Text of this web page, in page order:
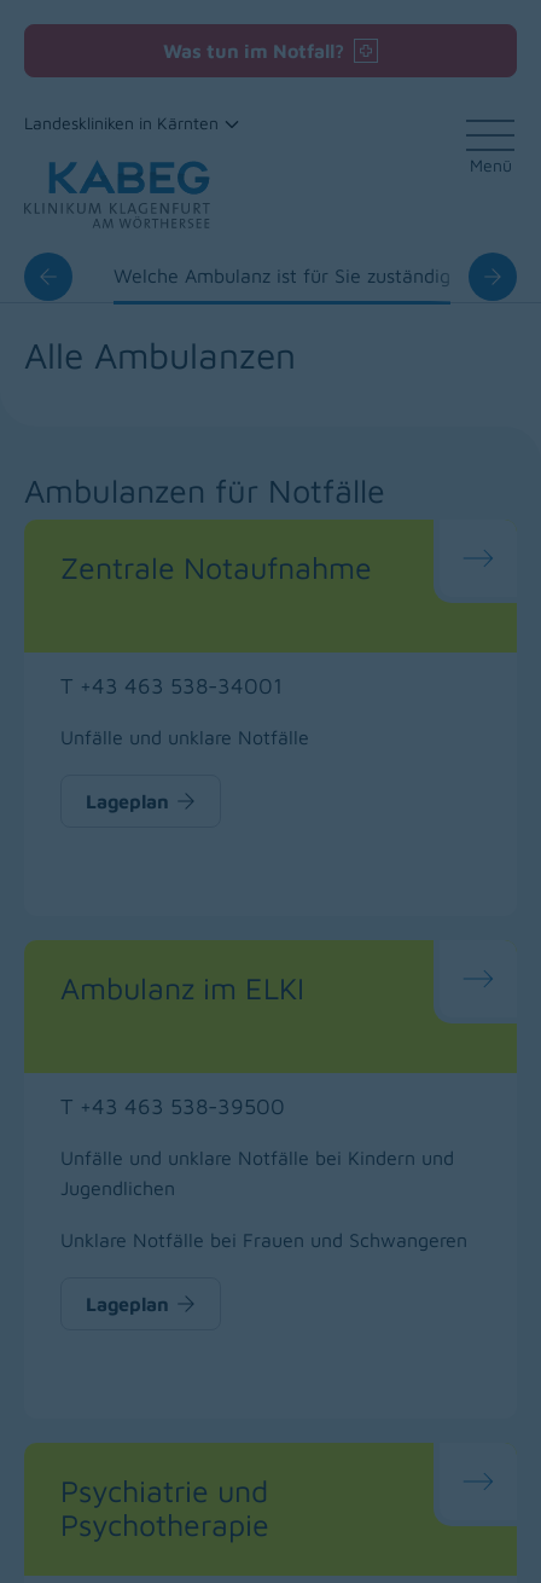
Zum Inhalt
Was tun im Notfall?
Landeskliniken in Kärnten
Menü
Welche Ambulanz ist für Sie zuständig
Alle Ambulanzen
Ambulanzen für Notfälle
Zentrale Notaufnahme
T +43 463 538-34001
Unfälle und unklare Notfälle
Lageplan
Ambulanz im ELKI
T +43 463 538-39500
Unfälle und unklare Notfälle bei Kindern und
Jugendlichen
Unklare Notfälle bei Frauen und Schwangeren
Lageplan
Psychiatrie und
Psychotherapie